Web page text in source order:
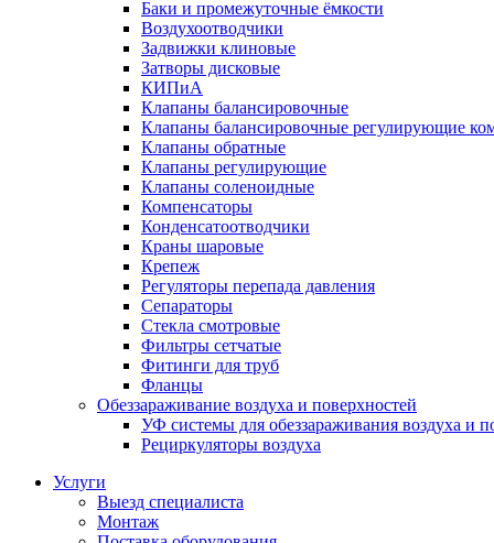
Баки и промежуточные ёмкости
Воздухоотводчики
Задвижки клиновые
Затворы дисковые
КИПиА
Клапаны балансировочные
Клапаны балансировочные регулирующие
Клапаны обратные
Клапаны регулирующие
Клапаны соленоидные
Компенсаторы
Конденсатоотводчики
Краны шаровые
Крепеж
Регуляторы перепада давления
Сепараторы
Стекла смотровые
Фильтры сетчатые
Фитинги для труб
Фланцы
Обеззараживание воздуха и поверхностей
УФ системы для обеззараживания воздуха и
Рециркуляторы воздуха
Услуги
Выезд специалиста
Монтаж